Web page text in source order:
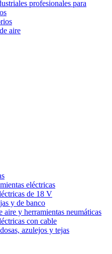
profesionales para
aire
eléctricas
de 18 V
y de banco
aire y herramientas neumáticas
con cable
azulejos y tejas